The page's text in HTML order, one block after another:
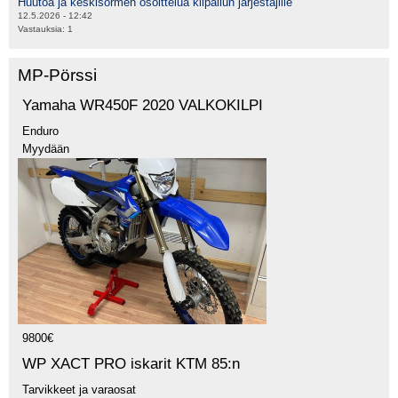
12.5.2026 - 12:42
Vastauksia: 1
MP-Pörssi
Yamaha WR450F 2020 VALKOKILPI
Enduro
Myydään
9800€
WP XACT PRO iskarit KTM 85:n
Tarvikkeet ja varaosat